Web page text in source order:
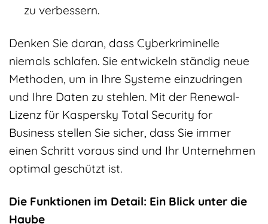
zu verbessern.
Denken Sie daran, dass Cyberkriminelle
niemals schlafen. Sie entwickeln ständig neue
Methoden, um in Ihre Systeme einzudringen
und Ihre Daten zu stehlen. Mit der Renewal-
Lizenz für Kaspersky Total Security for
Business stellen Sie sicher, dass Sie immer
einen Schritt voraus sind und Ihr Unternehmen
optimal geschützt ist.
Die Funktionen im Detail: Ein Blick unter die
Haube